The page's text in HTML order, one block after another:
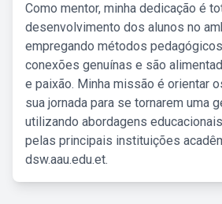
Como mentor, minha dedicação é
desenvolvimento dos alunos no
empregando métodos
conexões genuínas e são
e paixão. Minha missão é orientar
sua jornada para se tornarem uma
utilizando abordagens
pelas principais instituições
dsw.aau.edu.et.